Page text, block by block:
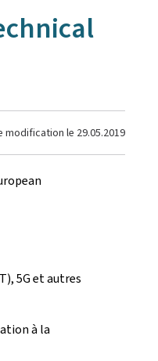
modification le 29.05.2019
5G et autres
à la